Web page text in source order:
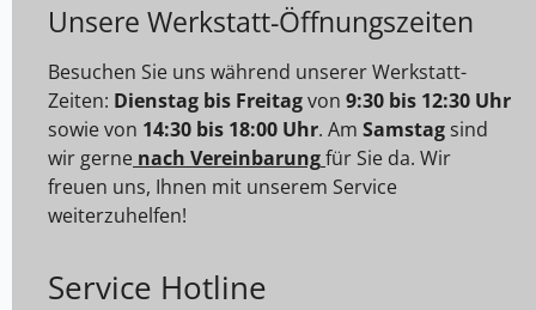
Unsere Werkstatt-Öffnungszeiten
Besuchen Sie uns während unserer Werkstatt-
Zeiten: Dienstag bis Freitagvon 9:30 bis 12:30 Uhr
sowie von 14:30 bis 18:00 Uhr. Am Samstag sind
wir gerne nach Vereinbarungfür Sie da. Wir
freuen uns, Ihnen mit unserem Service
weiterzuhelfen!
Service Hotline